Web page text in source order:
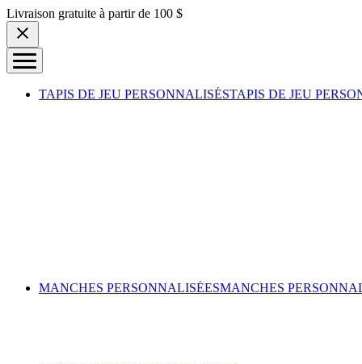
Skip to content
Livraison gratuite à partir de 100 $
TAPIS DE JEU PERSONNALISÉSTAPIS DE JEU
MANCHES PERSONNALISÉESMANCHES